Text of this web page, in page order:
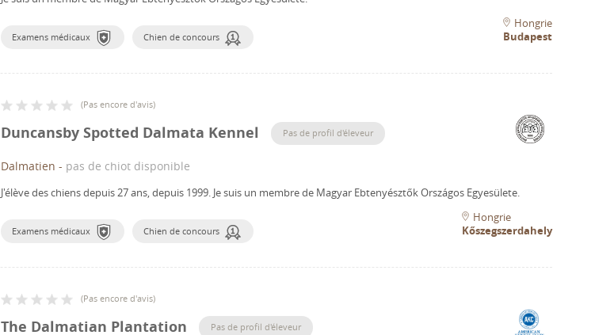
Examens médicaux Chien de concours
Hongrie
Budapest
(Pas encore d'avis)
Duncansby Spotted Dalmata Kennel Pas de profil d'éleveur
Dalmatien - pas de chiot disponible
J'élève des chiens depuis 27 ans, depuis 1999. Je suis un membre de Magyar Ebtenyésztők Országos Egyesülete.
Examens médicaux Chien de concours
Hongrie
Kőszegszerdahely
(Pas encore d'avis)
The Dalmatian Plantation Pas de profil d'éleveur